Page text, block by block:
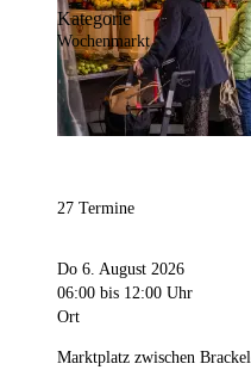
Kategorie
Wochenmarkt
27 Termine
Do 6. August 2026
06:00 bis 12:00 Uhr
Ort
Marktplatz zwischen